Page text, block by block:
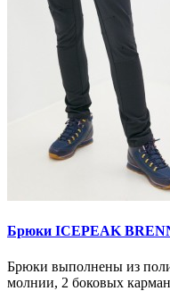
Брюки ICEPEAK
Брюки выполнены из
молнии, 2 боковых